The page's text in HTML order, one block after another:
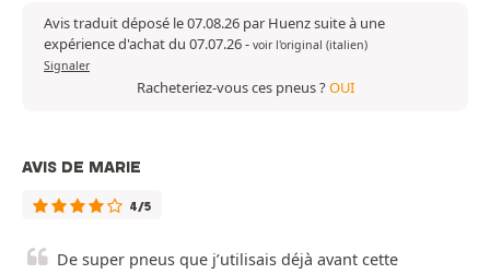
Avis traduit déposé le 07.08.26 par Huenz suite à une
expérience d'achat du 07.07.26- voir l'original (italien)
Signaler
Racheteriez-vous ces pneus ?OUI
AVIS DE MARIE
4/5
De super pneus que j’utilisais déjà avant cette